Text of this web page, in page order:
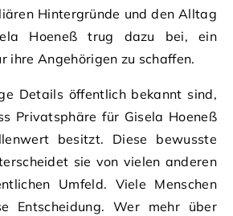
Hintergründe und den Alltag
Hoeneß trug dazu bei, ein
ihre Angehörigen zu schaffen.
Details öffentlich bekannt sind,
Privatsphäre für Gisela Hoeneß
besitzt. Diese bewusste
sie von vielen anderen
Umfeld. Viele Menschen
Entscheidung. Wer mehr über